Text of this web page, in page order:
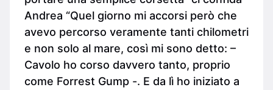
Andrea “Quel giorno mi accorsi però che
avevo percorso veramente tanti chilometri
e non solo al mare, così mi sono detto: –
Cavolo ho corso davvero tanto, proprio
come Forrest Gump -. E da lì ho iniziato a